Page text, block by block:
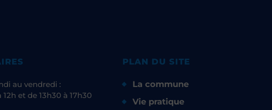
au vendredi :
12h et de 13h30 à 17h30
PLAN DU SITE
La commune
Vie pratique